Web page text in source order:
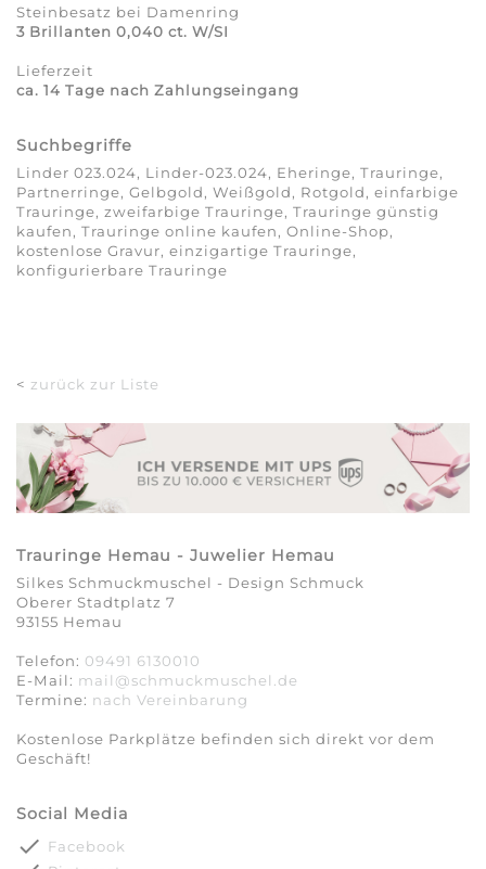
Steinbesatz bei Damenring
3 Brillanten 0,040 ct. W/SI
Lieferzeit
ca. 14 Tage nach Zahlungseingang
Suchbegriffe
Linder 023.024, Linder-023.024, Eheringe, Trauringe,
Partnerringe, Gelbgold, Weißgold, Rotgold, einfarbige
Trauringe, zweifarbige Trauringe, Trauringe günstig
kaufen, Trauringe online kaufen, Online-Shop,
kostenlose Gravur, einzigartige Trauringe,
konfigurierbare Trauringe
< zurück zur Liste
Trauringe Hemau - Juwelier Hemau
Silkes Schmuckmuschel - Design Schmuck
Oberer Stadtplatz 7
93155 Hemau
Telefon: 09491 6130010
E-Mail: mail@schmuckmuschel.de
Termine: nach Vereinbarung​​​​​​​
Kostenlose Parkplätze befinden sich direkt vor dem
Geschäft!
Social Media
done Facebook